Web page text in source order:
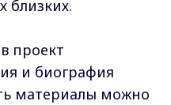
близких.
проект
и биография
материалы можно